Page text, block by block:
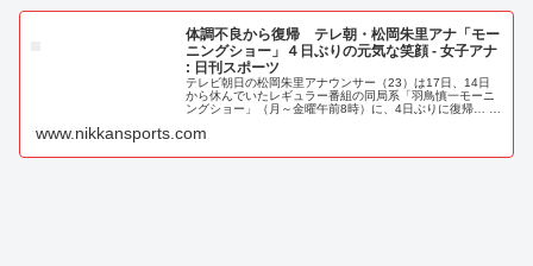
体調不良から復帰 テレ朝・松岡朱里アナ「モー
ニングショー」４日ぶりの元気な笑顔 - 女子アナ
: 日刊スポーツ
テレビ朝日の松岡朱里アナウンサー（23）は17日、14日
から休んでいたレギュラー番組の同局系「羽鳥慎一モーニ
ングショー」（月～金曜午前8時）に、4日ぶりに復帰… -
ツ・コム（nikkans...
www.nikkansports.com